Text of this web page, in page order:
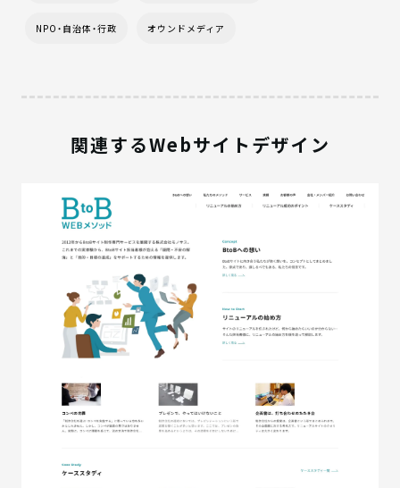
NPO・自治体・行政 オウンドメディア
関連するWebサイトデザイン